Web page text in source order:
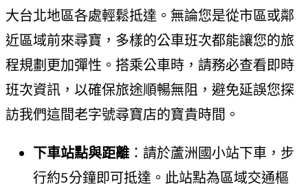
大台北地區各處輕鬆抵達。無論您是從市區或鄰
近區域前來尋寶，多樣的公車班次都能讓您的旅
程規劃更加彈性。搭乘公車時，請務必查看即時
班次資訊，以確保旅途順暢無阻，避免延誤您探
訪我們這間老字號尋寶店的寶貴時間。
下車站點與距離 ：請於蘆洲國小站下車，步
行約5分鐘即可抵達。此站點為區域交通樞